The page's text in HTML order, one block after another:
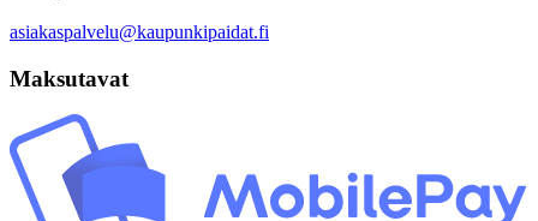
asiakaspalvelu@kaupunkipaidat.fi
Maksutavat